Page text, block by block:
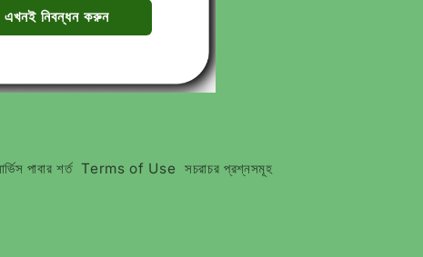
পাবার শর্ত Terms of Use সচরাচর প্রশ্নসমূহ